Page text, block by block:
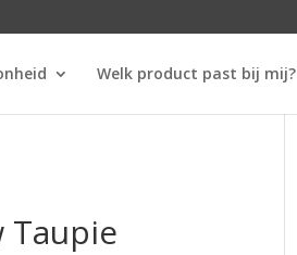
Welk product past bij mij?
Taupie